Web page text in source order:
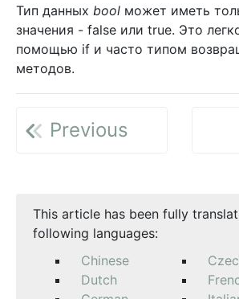
Тип данных bool может иметь
значения - false или true. Это
помощью if и часто типом
методов.
Previous
This article has been fully
following languages:
Chinese
Dutch